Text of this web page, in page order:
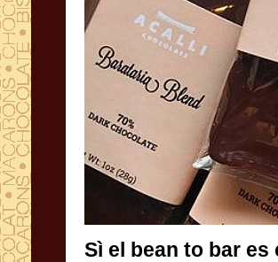
Sì el bean to bar
Ahora nuestra